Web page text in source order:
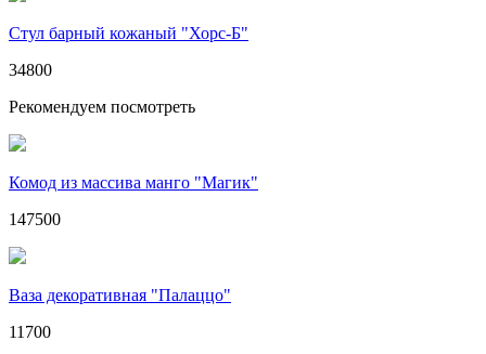
Стул барный кожаный "Хорс-Б"
34800
Рекомендуем посмотреть
Комод из массива манго "Магик"
147500
Ваза декоративная "Палаццо"
11700